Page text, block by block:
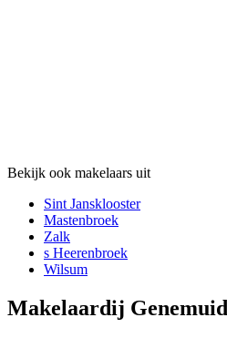
Bekijk ook makelaars uit
Sint Jansklooster
Mastenbroek
Zalk
s Heerenbroek
Wilsum
Makelaardij